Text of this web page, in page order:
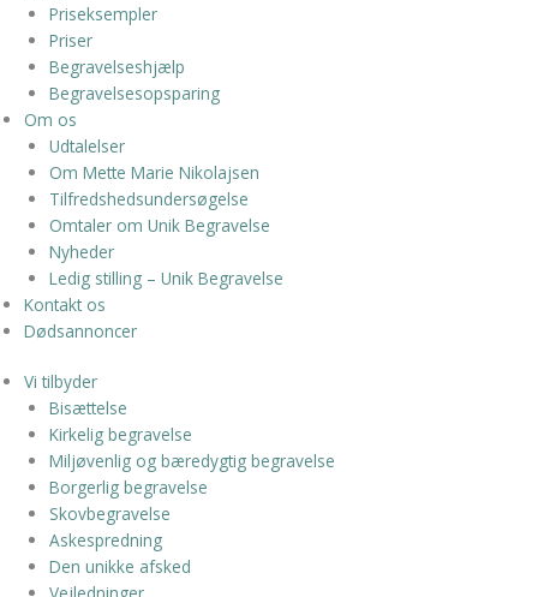
Priseksempler
Priser
Begravelseshjælp
Begravelsesopsparing
Om os
Udtalelser
Om Mette Marie Nikolajsen
Tilfredshedsundersøgelse
Omtaler om Unik Begravelse
Nyheder
Ledig stilling – Unik Begravelse
Kontakt os
Dødsannoncer
Vi tilbyder
Bisættelse
Kirkelig begravelse
Miljøvenlig og bæredygtig begravelse
Borgerlig begravelse
Skovbegravelse
Askespredning
Den unikke afsked